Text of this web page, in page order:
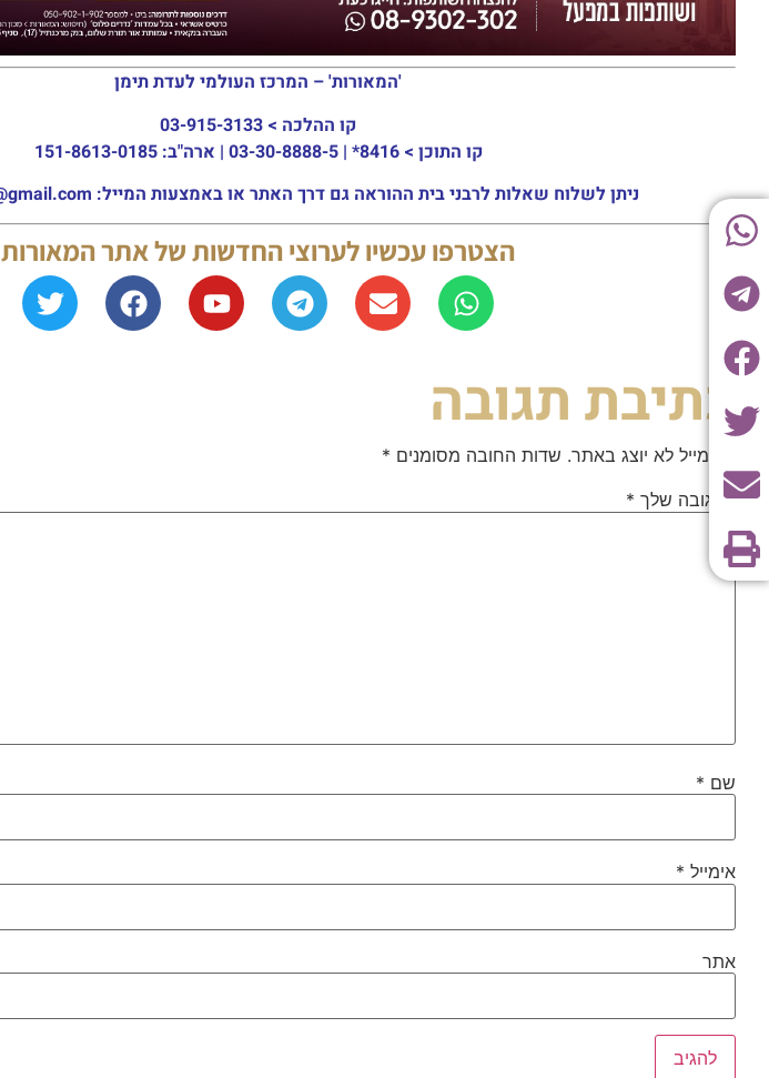
'המאורות' – המרכז העולמי לעדת תימן
קו ההלכה >
קו התוכן >8416* | 03-30-8888-5 | ארה"ב: 151-8613-0185
ניתן לשלוח שאלות לרבני בית ההוראה גם דרך האתר או באמצעות המייל: sm088302222@gmail.com
הצטרפו עכשיו לערוצי החדשות של אתר המאורות
כתיבת תגובה
האימייל לא יוצג באתר. שדות החובה מסומנים *
התגובה שלך *
שם *
אימייל *
אתר